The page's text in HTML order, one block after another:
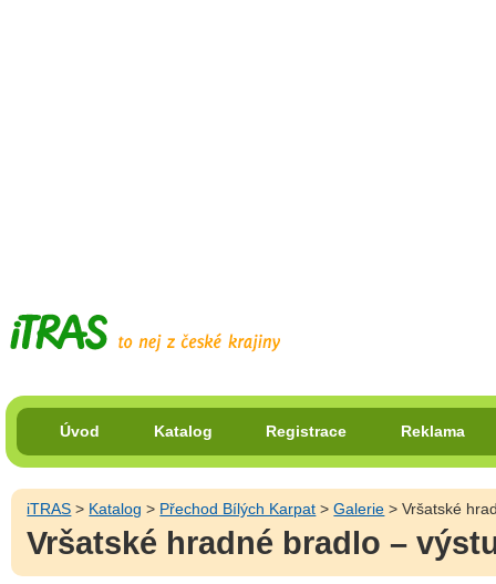
Úvod Katalog Registrace Reklama
iTRAS > Katalog > Přechod Bílých Karpat >Galerie > Vršatské
Vršatské hradné bradlo –